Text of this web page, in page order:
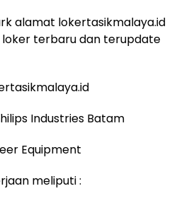
alamat lokertasikmalaya.id
terbaru dan terupdate
Industries Batam
Equipment
meliputi :